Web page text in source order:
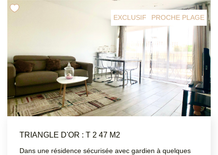
EXCLUSIF PROCHE PLAGE
TRIANGLE D'OR : T 2 47 M2
Dans une résidence sécurisée avec gardien à quelques